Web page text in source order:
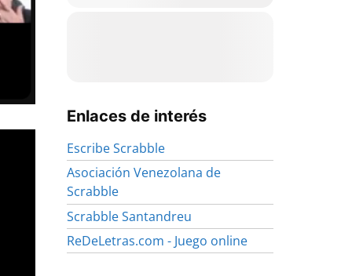
Enlaces de interés
Escribe Scrabble
Asociación Venezolana de
Scrabble
Scrabble Santandreu
ReDeLetras.com - Juego online